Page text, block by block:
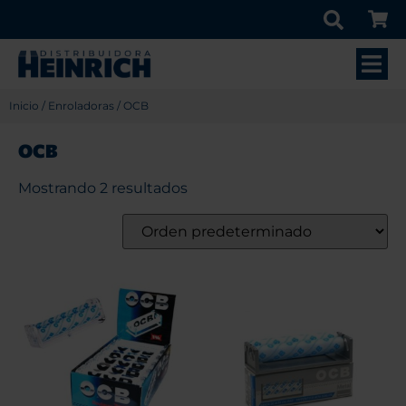
Inicio / Enroladoras / OCB
OCB
Mostrando 2 resultados